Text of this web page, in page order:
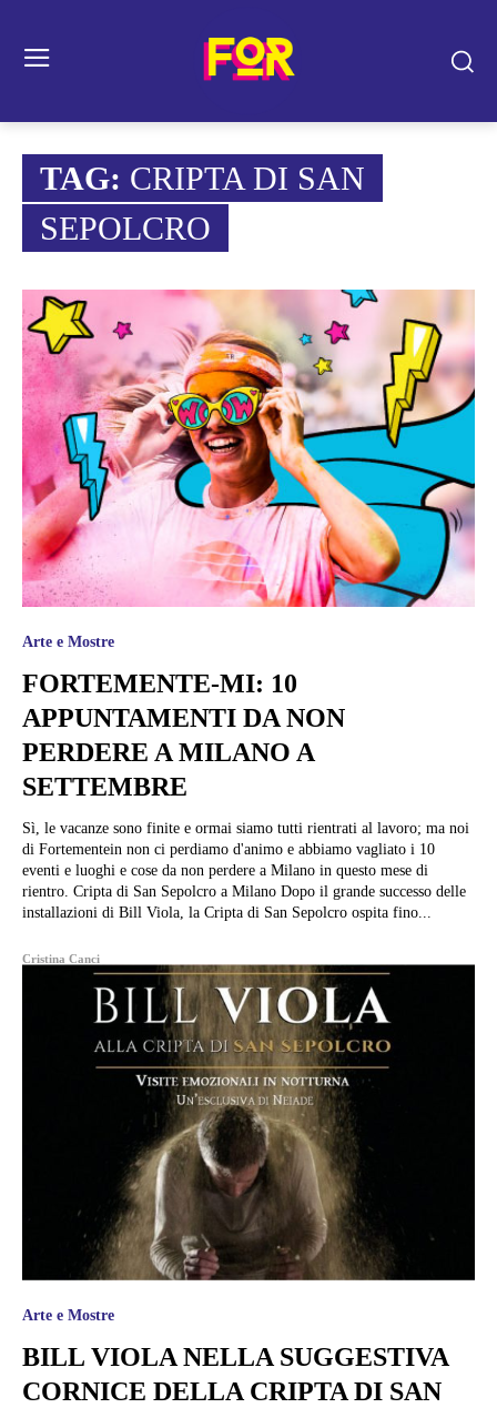
TAG: CRIPTA DI SAN
SEPOLCRO
Arte e Mostre
FORTEMENTE-MI: 10
APPUNTAMENTI DA NON
PERDERE A MILANO A
SETTEMBRE
Sì, le vacanze sono finite e ormai siamo tutti rientrati al lavoro; ma noi
di Fortementein non ci perdiamo d'animo e abbiamo vagliato i 10
eventi e luoghi e cose da non perdere a Milano in questo mese di
rientro. Cripta di San Sepolcro a Milano Dopo il grande successo delle
installazioni di Bill Viola, la Cripta di San Sepolcro ospita fino...
Cristina Canci
Arte e Mostre
BILL VIOLA NELLA SUGGESTIVA
CORNICE DELLA CRIPTA DI SAN